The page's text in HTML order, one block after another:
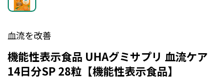
血流を改善
機能性表示食品 UHAグミサプリ 血流ケア
14日分SP 28粒【機能性表示食品】